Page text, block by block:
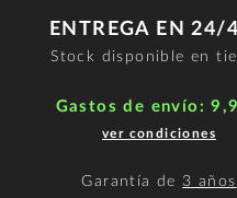
ENTREGA EN 24/
Stock disponible en
Gastos de envío:
ver condiciones
Garantía de 3 años